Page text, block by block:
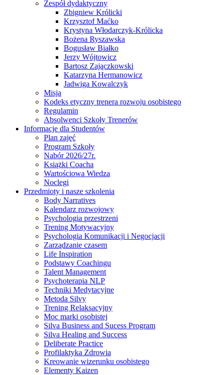
Zespół dydaktyczny
Zbigniew Królicki
Krzysztof Maćko
Krystyna Włodarczyk-Królicka
Bożena Ryszawska
Bogusław Białko
Jerzy Wójtowicz
Bartosz Zajączkowski
Katarzyna Hermanowicz
Jadwiga Kowalczyk
Misja
Kodeks etyczny trenera rozwoju osobistego
Regulamin
Absolwenci Szkoły Trenerów
Informacje dla Studentów
Plan zajęć
Program Szkoły
Nabór 2026/27r.
Książki Coacha
Wartościowa Wiedza
Noclegi
Przedmioty i nasze szkolenia
Body Narratives
Kalendarz rozwojowy
Psychologia przestrzeni
Trening Motywacyjny
Psychologia Komunikacji i Negocjacji
Zarządzanie czasem
Life Inspiration
Podstawy Coachingu
Talent Management
Psychoterapia NLP
Techniki Medytacyjne
Metoda Silvy
Trening Relaksacyjny
Moc marki osobistej
Silva Business and Sucess Program
Silva Healing and Success
Deliberate Practice
Profilaktyka Zdrowia
Kreowanie wizerunku osobistego
Elementy Kaizen